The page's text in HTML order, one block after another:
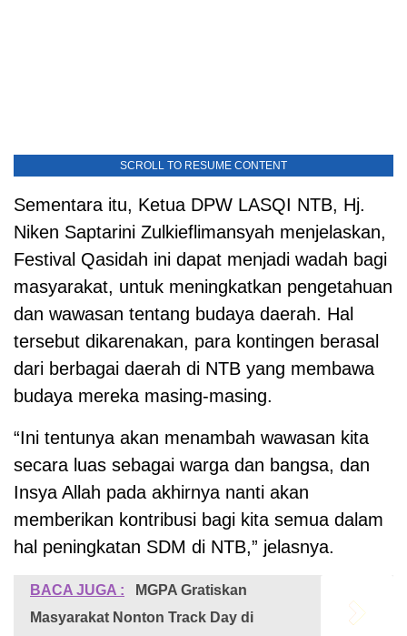
SCROLL TO RESUME CONTENT
Sementara itu, Ketua DPW LASQI NTB, Hj.
Niken Saptarini Zulkieflimansyah menjelaskan,
Festival Qasidah ini dapat menjadi wadah bagi
masyarakat, untuk meningkatkan pengetahuan
dan wawasan tentang budaya daerah. Hal
tersebut dikarenakan, para kontingen berasal
dari berbagai daerah di NTB yang membawa
budaya mereka masing-masing.
“Ini tentunya akan menambah wawasan kita
secara luas sebagai warga dan bangsa, dan
Insya Allah pada akhirnya nanti akan
memberikan kontribusi bagi kita semua dalam
hal peningkatan SDM di NTB,” jelasnya.
BACA JUGA :
MGPA Gratiskan
Masyarakat Nonton Track Day di